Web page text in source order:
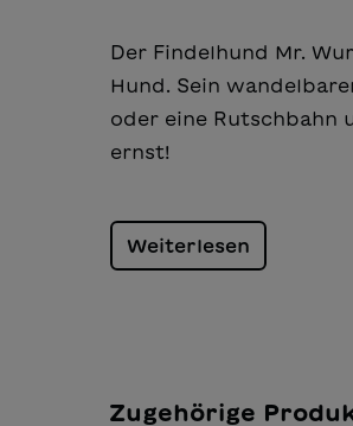
Der Findelhund Mr.
Hund. Sein
oder eine Rutschbahn
ernst!
Weiterlesen
Zugehörige